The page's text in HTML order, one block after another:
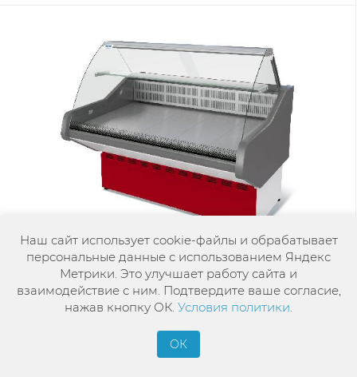
Ожидается
Витрина холодильная Илеть new ВХСн-1,2
Наш сайт использует cookie-файлы и обрабатывает
персональные данные с использованием Яндекс
Метрики. Это улучшает работу сайта и
взаимодействие с ним. Подтвердите ваше согласие,
нажав кнопку ОК. Условия политики.
ОК